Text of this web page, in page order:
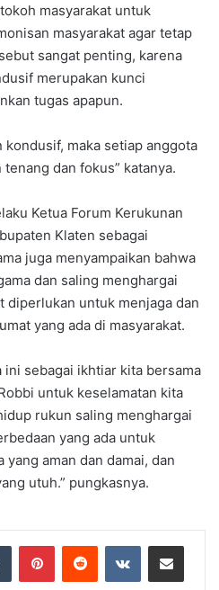
masyarakat untuk
masyarakat agar tetap
sangat penting, karena
merupakan kunci
tugas apapun.
kondusif, maka setiap anggota
dan fokus” katanya.
Ketua Forum Kerukunan
Klaten sebagai
juga menyampaikan bahwa
dan saling menghargai
diperlukan untuk menjaga dan
yang ada di masyarakat.
ini sebagai ikhtiar kita bersama
untuk keselamatan kita
rukun saling menghargai
yang ada untuk
aman dan damai, dan
utuh.” pungkasnya.